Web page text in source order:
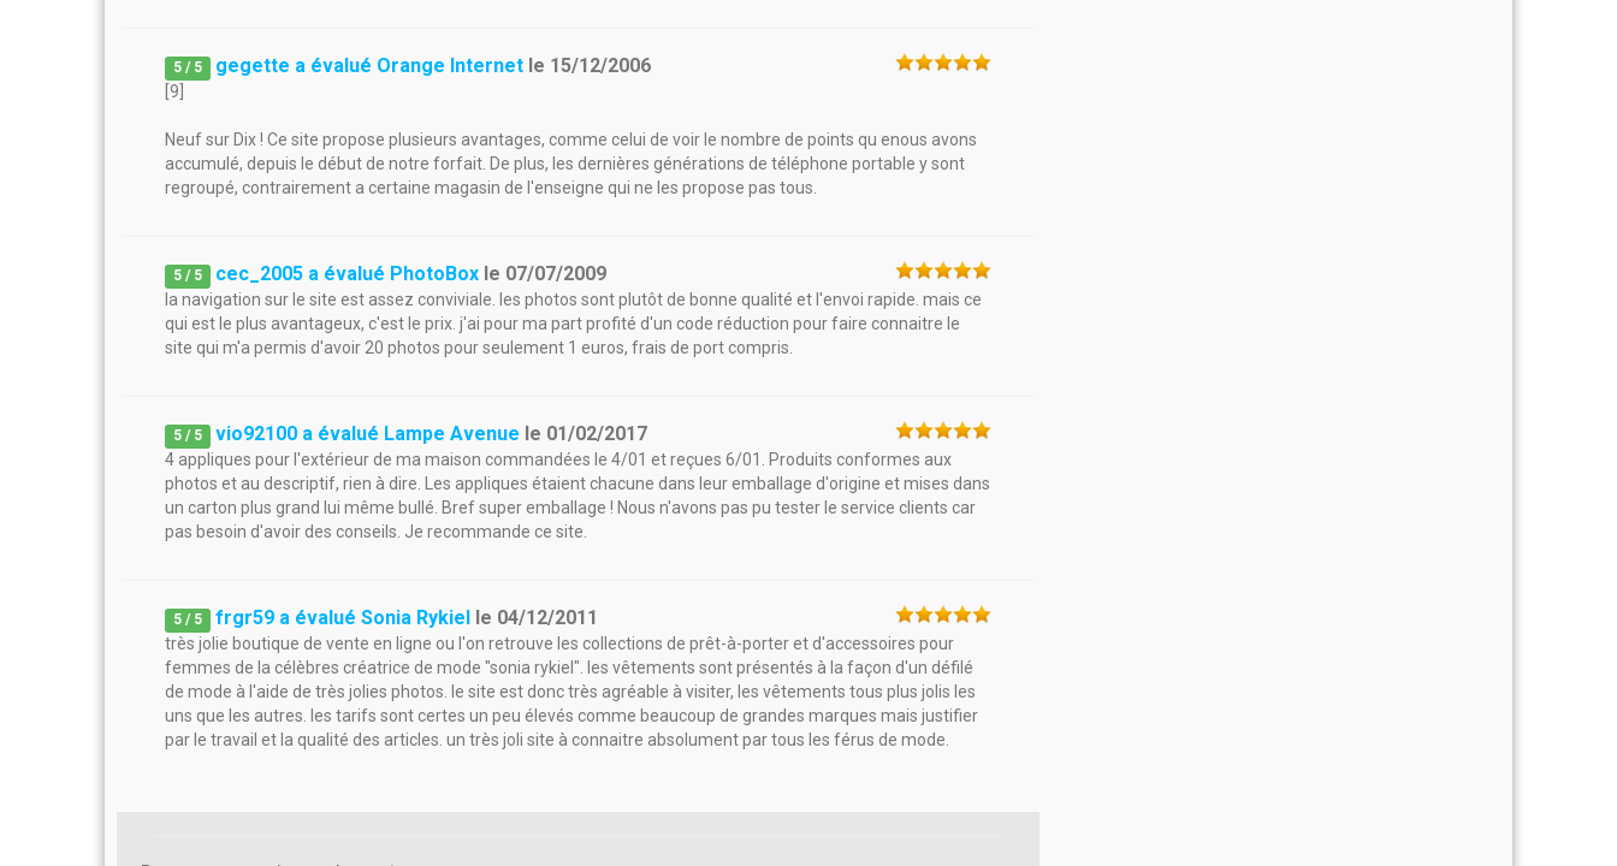
5 / 5 gegette a évalué Orange Internet le 15/12/2006
[9]
Neuf sur Dix ! Ce site propose plusieurs avantages, comme celui de voir le nombre de points qu enous avons
accumulé, depuis le début de notre forfait. De plus, les dernières générations de téléphone portable y sont
regroupé, contrairement a certaine magasin de l'enseigne qui ne les propose pas tous.
5 / 5 cec_2005 a évalué PhotoBox le 07/07/2009
la navigation sur le site est assez conviviale. les photos sont plutôt de bonne qualité et l'envoi rapide. mais ce
qui est le plus avantageux, c'est le prix. j'ai pour ma part profité d'un code réduction pour faire connaitre le
site qui m'a permis d'avoir 20 photos pour seulement 1 euros, frais de port compris.
5 / 5 vio92100 a évalué Lampe Avenue le 01/02/2017
4 appliques pour l'extérieur de ma maison commandées le 4/01 et reçues 6/01. Produits conformes aux
photos et au descriptif, rien à dire. Les appliques étaient chacune dans leur emballage d'origine et mises dans
un carton plus grand lui même bullé. Bref super emballage ! Nous n'avons pas pu tester le service clients car
pas besoin d'avoir des conseils. Je recommande ce site.
5 / 5 frgr59 a évalué Sonia Rykiel le 04/12/2011
très jolie boutique de vente en ligne ou l'on retrouve les collections de prêt-à-porter et d'accessoires pour
femmes de la célèbres créatrice de mode "sonia rykiel". les vêtements sont présentés à la façon d'un défilé
de mode à l'aide de très jolies photos. le site est donc très agréable à visiter, les vêtements tous plus jolis les
uns que les autres. les tarifs sont certes un peu élevés comme beaucoup de grandes marques mais justifier
par le travail et la qualité des articles. un très joli site à connaitre absolument par tous les férus de mode.